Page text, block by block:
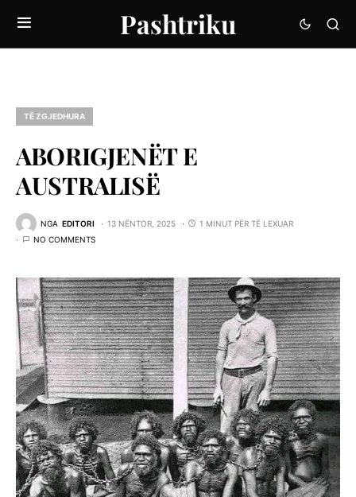
Pashtriku
TË ZGJEDHURA
ABORIGJENËT E
AUSTRALISË
NGA EDITORI 13 NËNTOR, 2025
1 MINUT PËR TË LEXUAR
NO COMMENTS